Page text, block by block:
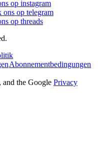
op instagram
ons op telegram
op threads
Abonnementbedingungen
the Google Privacy